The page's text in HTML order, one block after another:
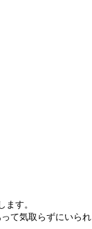
す。
て気取らずにいら